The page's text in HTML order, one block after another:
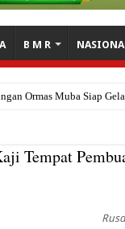
B M R
Ormas Muba Siap
Tempat